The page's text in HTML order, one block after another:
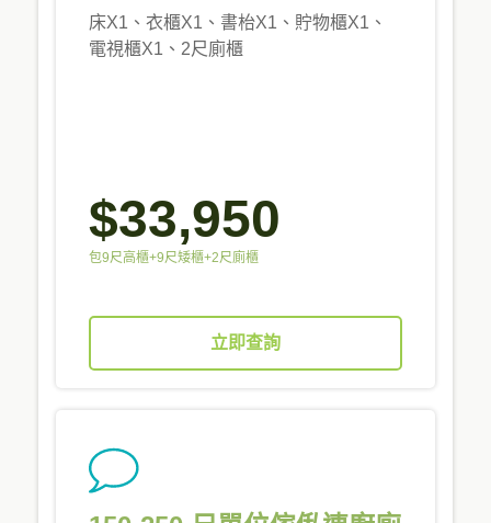
床X1、衣櫃X1、書枱X1、貯物櫃X1、
電視櫃X1、2尺廁櫃
$33,950
包9尺高櫃+9尺矮櫃+2尺廁櫃
立即查詢